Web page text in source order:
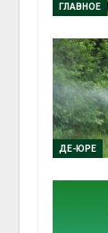
ГЛАВНОЕ
ДЕ-ЮРЕ